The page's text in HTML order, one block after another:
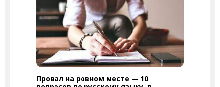
Провал на ровном месте — 10